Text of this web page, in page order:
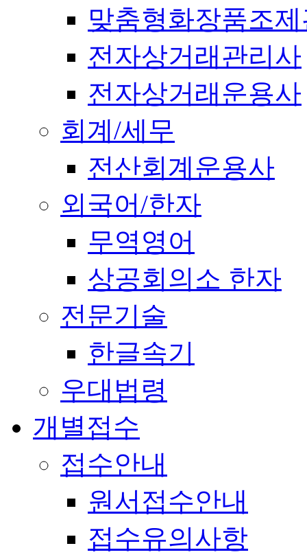
맞춤형화장품조
전자상거래관리사
전자상거래운용사
회계/세무
전산회계운용사
외국어/한자
무역영어
상공회의소 한자
전문기술
한글속기
우대법령
개별접수
접수안내
원서접수안내
접수유의사항